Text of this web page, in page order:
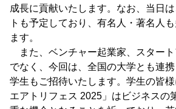
成長に貢献いたします。なお、当日
トも予定しており、有名人・著名人
ます。
また、ベンチャー起業家、スター
でなく、今回は、全国の大学とも連
学生もご招待いたします。学生の皆
エアトリフェス 2025」はビジネスの